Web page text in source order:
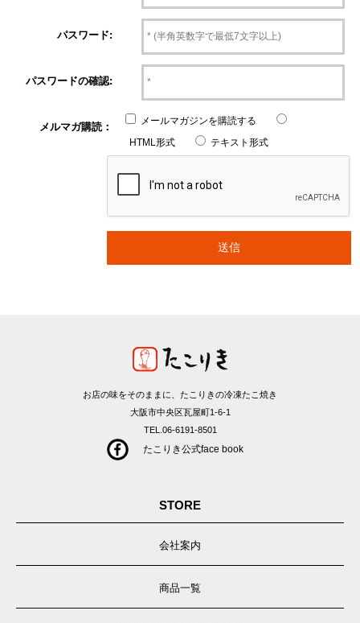
パスワード:
パスワードの確認:
メルマガ購読：
メールマガジンを購読する
HTML形式 テキスト形式
お店の味をそのままに、たこりきの冷凍たこ焼き
大阪市中央区瓦屋町1-6-1
TEL.06-6191-8501
たこりき公式face book
STORE
会社案内
商品一覧